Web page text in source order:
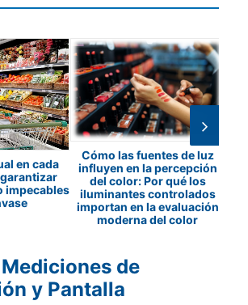
en cada
impecables
Cómo las fuentes de luz
influyen en la percepción
del color: Por qué los
iluminantes controlados
importan en la evaluación
moderna del color
de
y Pantalla